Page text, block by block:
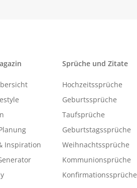
Inspiration
Sprüche und Zitate
Hochzeitssprüche
Geburtssprüche
Taufsprüche
Geburtstagssprüche
Weihnachtssprüche
Kommunionsprüche
Konfirmationssprüche